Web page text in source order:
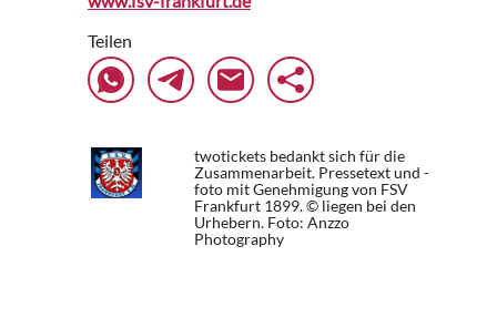
Teilen
twotickets bedankt sich für die
Zusammenarbeit. Pressetext und -
foto mit Genehmigung von FSV
Frankfurt 1899. © liegen bei den
Urhebern. Foto: Anzzo
Photography